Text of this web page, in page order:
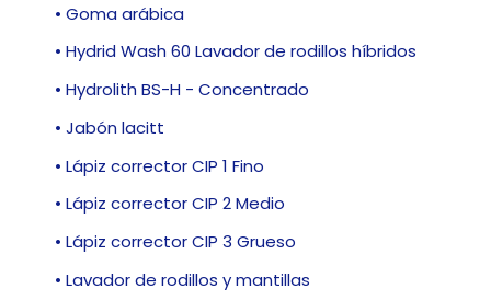
• Goma arábica
• Hydrid Wash 60 Lavador de rodillos híbridos
• Hydrolith BS-H - Concentrado
• Jabón lacitt
• Lápiz corrector CIP 1 Fino
• Lápiz corrector CIP 2 Medio
• Lápiz corrector CIP 3 Grueso
• Lavador de rodillos y mantillas